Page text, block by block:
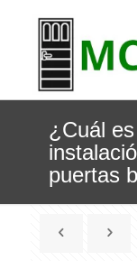
¿Cuál
puertas